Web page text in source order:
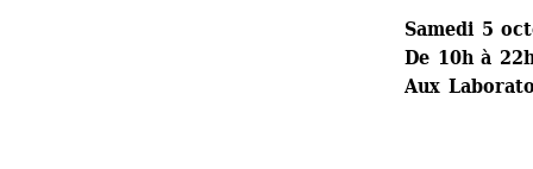
Samedi 5
De 10h à
Aux